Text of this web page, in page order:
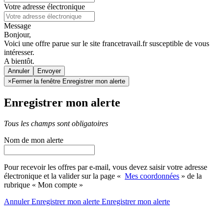
Votre adresse électronique
Message
Bonjour,
Voici une offre parue sur le site francetravail.fr susceptible de vous
intéresser.
A bientôt.
Annuler
× Fermer la fenêtre Enregistrer mon alerte
Enregistrer mon alerte
Tous les champs sont obligatoires
Nom de mon alerte
Pour recevoir les offres par e-mail, vous devez saisir votre adresse
électronique et la valider sur la page « Mes coordonnées » de la
rubrique « Mon compte »
AnnulerEnregistrer mon alerte Enregistrermon alerte